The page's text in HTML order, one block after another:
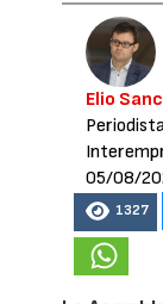
Elio
05/08/
1327